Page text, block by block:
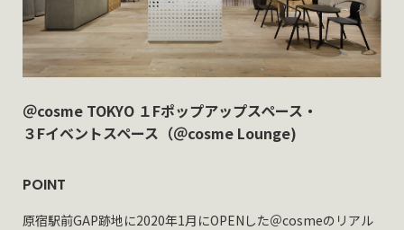
＠cosme TOKYO １Fポップアップスペース・
３Fイベントスペース （＠cosme Lounge)
POINT
原宿駅前GAP跡地に2020年1月にOPENした＠cosmeのリアル